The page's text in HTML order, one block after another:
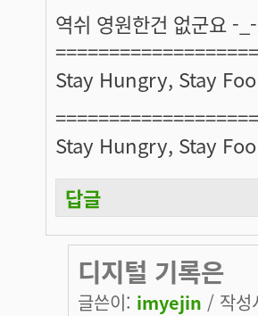
역쉬 영원한건 없군요 -
Stay Hungry, Stay
Stay Hungry, Stay
답글
디지털 기록은
글쓴이: imyejin / 작